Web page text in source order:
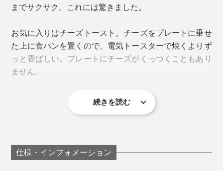
いろいろ焼いてみて一番感動したのが、ズッキーニ。歯
ごたえはサクッと、水分が溢れて、ジューシーなフルー
ツみたい！
たとえ水分がついたまま放っておいたとしても、錆びる
バーベキューで焼いた肉が、家で焼くよりおいしいの
は、炭火の遠赤外線のおかげ。ならば、カーボンの上で
早速、バーベキュープレートを作って焼いてみたら、う
までサクサク。これには驚きました。
お気に入りはチーズトースト。チーズをプレートに乗せ
た上に食パンを置くので、電気トースターで焼くよりず
っと香ばしい。プレートにチーズがくっつくこともあり
ません。
続きを読む
仕様・インフォメーション